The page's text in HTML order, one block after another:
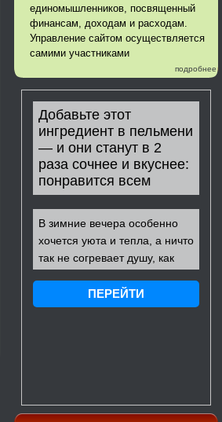
единомышленников, посвященный
финансам, доходам и расходам.
Управление сайтом осуществляется
самими участниками
подробнее